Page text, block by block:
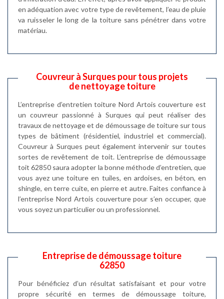
en adéquation avec votre type de revêtement, l’eau de pluie
va ruisseler le long de la toiture sans pénétrer dans votre
matériau.
Couvreur à Surques pour tous projets
de nettoyage toiture
L’entreprise d’entretien toiture Nord Artois couverture est
un couvreur passionné à Surques qui peut réaliser des
travaux de nettoyage et de démoussage de toiture sur tous
types de bâtiment (résidentiel, industriel et commercial).
Couvreur à Surques peut également intervenir sur toutes
sortes de revêtement de toit. L’entreprise de démoussage
toit 62850 saura adopter la bonne méthode d’entretien, que
vous ayez une toiture en tuiles, en ardoises, en béton, en
shingle, en terre cuite, en pierre et autre. Faites confiance à
l’entreprise Nord Artois couverture pour s’en occuper, que
vous soyez un particulier ou un professionnel.
Entreprise de démoussage toiture
62850
Pour bénéficiez d’un résultat satisfaisant et pour votre
propre sécurité en termes de démoussage toiture,